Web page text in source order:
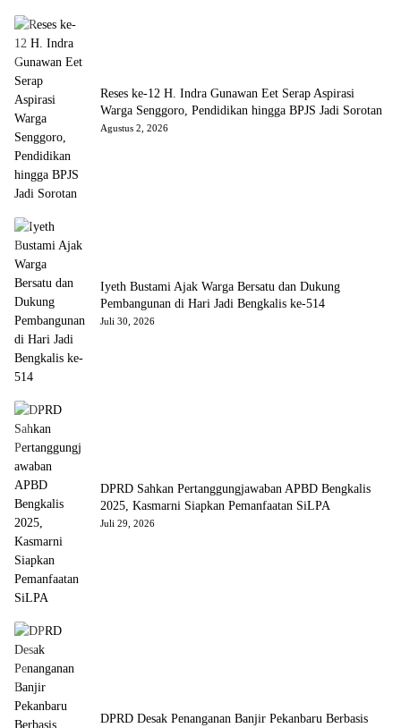
Reses ke-12 H. Indra Gunawan Eet Serap Aspirasi
Warga Senggoro, Pendidikan hingga BPJS Jadi Sorotan
Agustus 2, 2026
Iyeth Bustami Ajak Warga Bersatu dan Dukung
Pembangunan di Hari Jadi Bengkalis ke-514
Juli 30, 2026
DPRD Sahkan Pertanggungjawaban APBD Bengkalis
2025, Kasmarni Siapkan Pemanfaatan SiLPA
Juli 29, 2026
DPRD Desak Penanganan Banjir Pekanbaru Berbasis